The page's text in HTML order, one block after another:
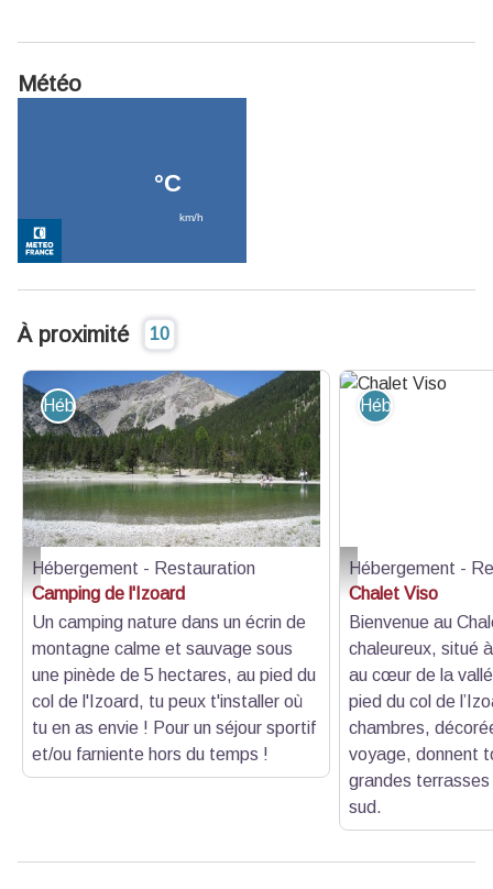
Météo
À proximité 10
Plan d'eau dans le camping -Coin détente
Hébergement - Restauration
Hébergement - Restauration
Camping de l'Izoard
Un camping nature dans un écrin de
montagne calme et sauvage sous
une pinède de 5 hectares, au pied du
col de l'Izoard, tu peux t'installer où
tu en as envie ! Pour un séjour sportif
et/ou farniente hors du temps !
Chalet Viso
Hébergement -
Hébergement -
Chalet Viso
Bienvenue au
chaleureux, situé
au cœur de la
pied du col de
chambres,
voyage, donnent
grandes
sud.